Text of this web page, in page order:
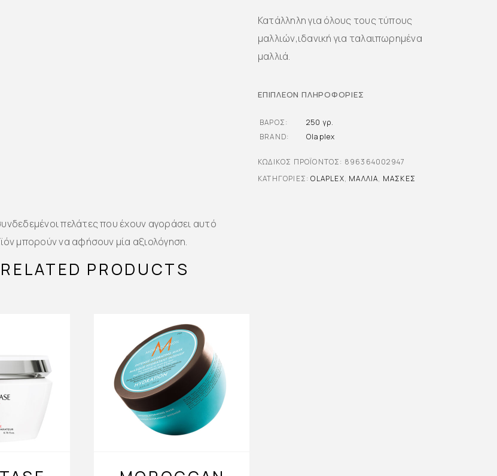
Κατάλληλη για όλους τους τύπους
μαλλιών,ιδανική για ταλαιπωρημένα
μαλλιά.
ΕΠΙΠΛΈΟΝ ΠΛΗΡΟΦΟΡΊΕΣ
ΒΆΡΟΣ
250 γρ.
BRAND
Olaplex
ΚΩΔΙΚΌΣ ΠΡΟΪΌΝΤΟΣ: 896364002947
ΚΑΤΗΓΟΡΊΕΣ:OLAPLEX, ΜΑΛΛΙΆ, ΜΆΣΚΕΣ
πελάτες που έχουν αγοράσει αυτό
μπορούν να αφήσουν μία αξιολόγηση.
RELATED PRODUCTS